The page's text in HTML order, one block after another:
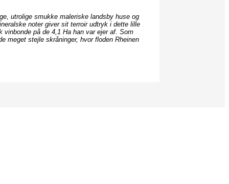
utrolige smukke maleriske landsby huse og
noter giver sit terroir udtryk i dette lille
på de 4,1 Ha han var ejer af. Som
meget stejle skråninger, hvor floden Rheinen